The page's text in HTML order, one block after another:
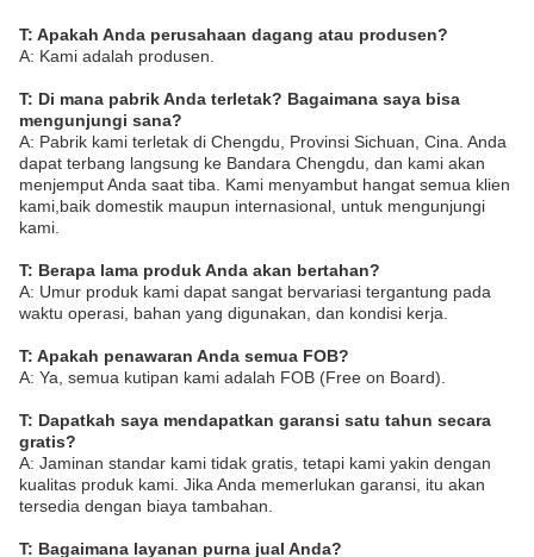
T: Apakah Anda perusahaan dagang atau produsen?
A: Kami adalah produsen.
T: Di mana pabrik Anda terletak? Bagaimana saya bisa
mengunjungi sana?
A: Pabrik kami terletak di Chengdu, Provinsi Sichuan, Cina. Anda
dapat terbang langsung ke Bandara Chengdu, dan kami akan
menjemput Anda saat tiba. Kami menyambut hangat semua klien
kami,baik domestik maupun internasional, untuk mengunjungi
kami.
T: Berapa lama produk Anda akan bertahan?
A: Umur produk kami dapat sangat bervariasi tergantung pada
waktu operasi, bahan yang digunakan, dan kondisi kerja.
T: Apakah penawaran Anda semua FOB?
A: Ya, semua kutipan kami adalah FOB (Free on Board).
T: Dapatkah saya mendapatkan garansi satu tahun secara
gratis?
A: Jaminan standar kami tidak gratis, tetapi kami yakin dengan
kualitas produk kami. Jika Anda memerlukan garansi, itu akan
tersedia dengan biaya tambahan.
T: Bagaimana layanan purna jual Anda?